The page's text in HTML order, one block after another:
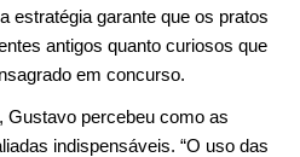
estratégia garante que os pratos
antigos quanto curiosos que
em concurso.
Gustavo percebeu como as
indispensáveis. “O uso das